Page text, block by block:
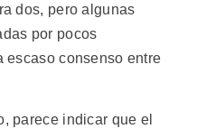
dos, pero algunas
por pocos
escaso consenso entre
parece indicar que el